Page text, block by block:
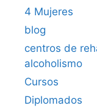
4 Mujeres
blog
centros de
alcoholismo
Cursos
Diplomados